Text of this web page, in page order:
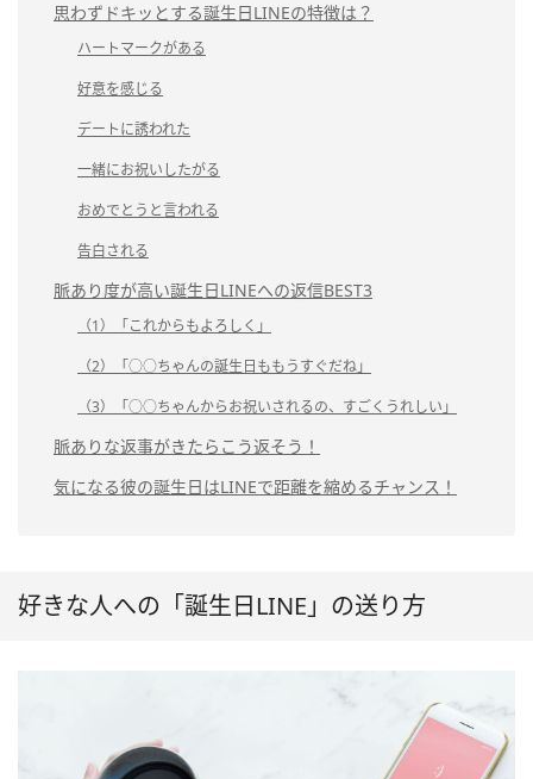
思わずドキッとする誕生日LINEの特徴は？
ハートマークがある
好意を感じる
デートに誘われた
一緒にお祝いしたがる
おめでとうと言われる
告白される
脈あり度が高い誕生日LINEへの返信BEST3
（1）「これからもよろしく」
（2）「○○ちゃんの誕生日ももうすぐだね」
（3）「○○ちゃんからお祝いされるの、すごくうれしい」
脈ありな返事がきたらこう返そう！
気になる彼の誕生日はLINEで距離を縮めるチャンス！
好きな人への「誕生日LINE」の送り方